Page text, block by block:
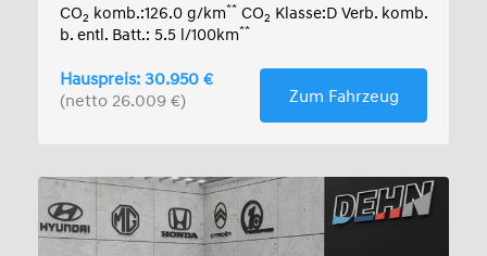
CO2 komb.:126.0 g/km** CO2 Klasse:D Verb. komb.
b. entl. Batt.: 5.5 l/100km**
Hauspreis: 30.950 €
(netto 26.009 €)
Zum Fahrzeug